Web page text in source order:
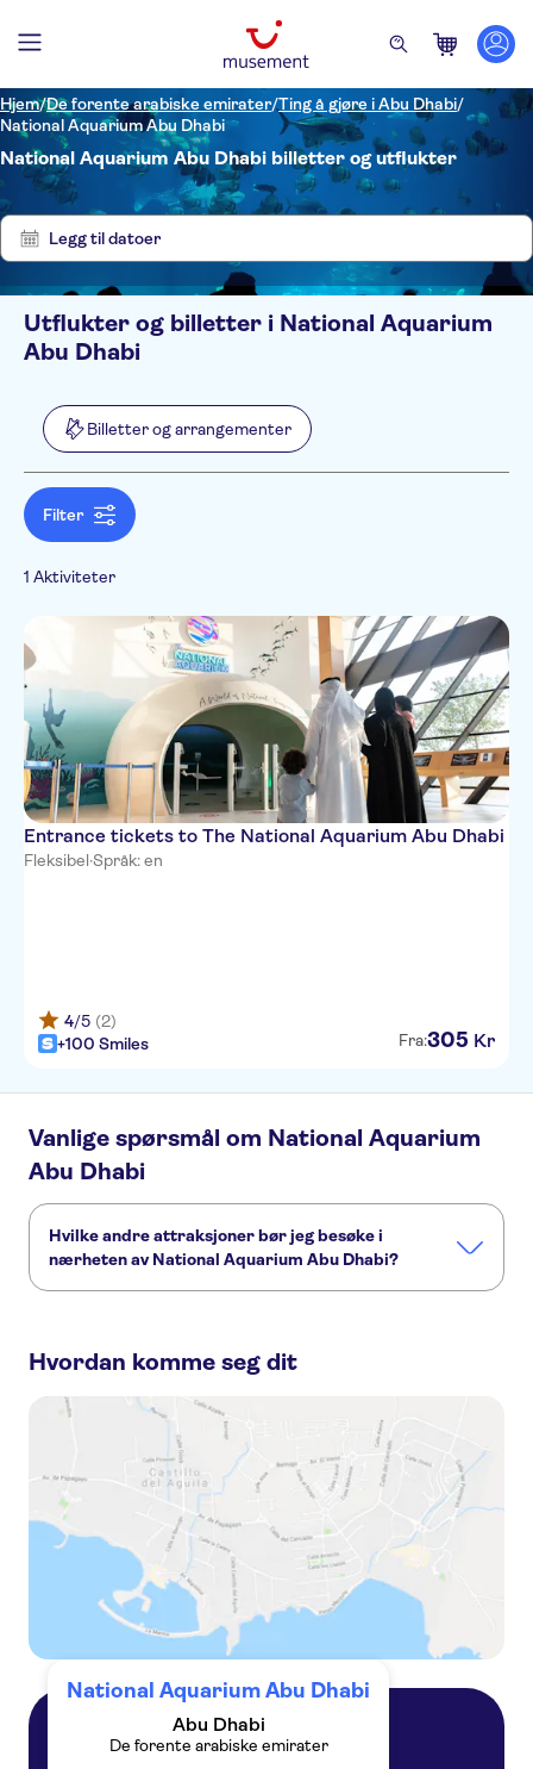
Hjem/De forente arabiske emirater/Ting å gjøre i Abu Dhabi/
National Aquarium Abu Dhabi
National Aquarium Abu Dhabi billetter og utflukter
Legg til datoer
FiltersPris (voksen)
Min NOK Max NOK
Upphämtning på hotellet
NO-PICKUP
Øyeblikkelig bekreftelse
Kategorier
Billetter og arrangementer
Aktivitetsspråk
English
Tøm 1
resultater
Utflukter og billetter i National Aquarium
Abu Dhabi
Billetter og arrangementer
Filter
1 Aktiviteter
Entrance tickets to The National Aquarium Abu Dhabi
Fleksibel·Språk: en
4/5 (2)
+100 Smiles
Fra:305 Kr
Vanlige spørsmål om National Aquarium
Abu Dhabi
Hvilke andre attraksjoner bør jeg besøke i
nærheten av National Aquarium Abu Dhabi?
Sheikh Zayed Grand Mosque
Louvre Abu Dhabi
Warner Bros World Abu Dhabi
Hvordan komme seg dit
National Aquarium Abu Dhabi
Abu Dhabi
De forente arabiske emirater